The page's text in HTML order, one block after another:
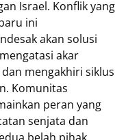
Israel. Konflik yang
ini
akan solusi
akar
mengakhiri siklus
Komunitas
peran yang
senjata dan